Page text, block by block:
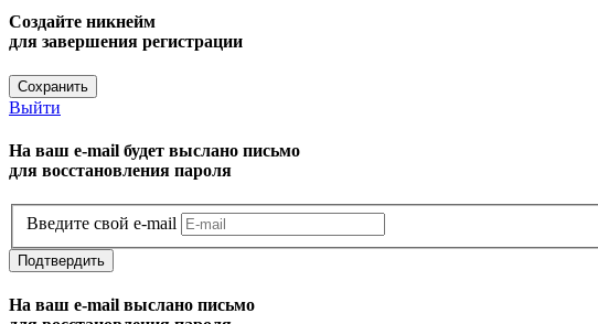
Создайте никнейм
для завершения регистрации
Сохранить
Выйти
На ваш e-mail будет выслано письмо
для восстановления пароля
Введите свой e-mail
Подтвердить
На ваш e-mail выслано письмо